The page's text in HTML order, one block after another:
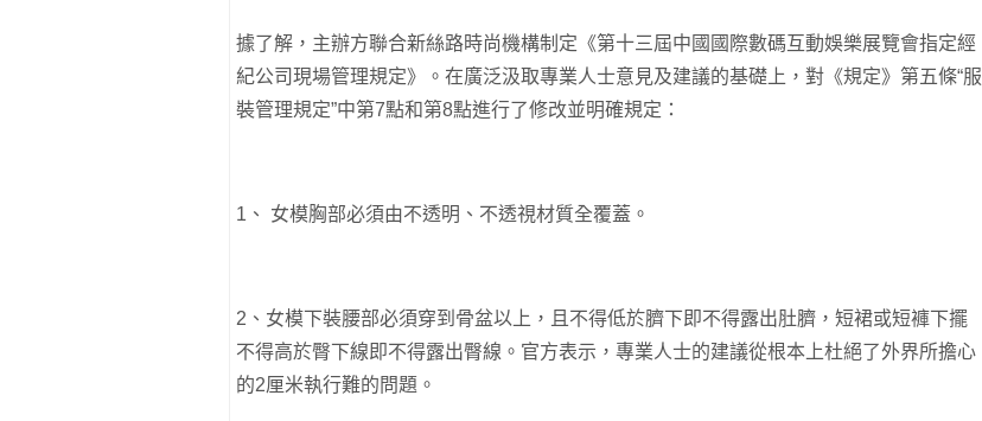
據了解，主辦方聯合新絲路時尚機構制定《第十三屆中國國際數碼互動娛樂展覽會指定經
紀公司現場管理規定》。在廣泛汲取專業人士意見及建議的基礎上，對《規定》第五條“服
裝管理規定”中第7點和第8點進行了修改並明確規定：
1、 女模胸部必須由不透明、不透視材質全覆蓋。
2、女模下裝腰部必須穿到骨盆以上，且不得低於臍下即不得露出肚臍，短裙或短褲下擺
不得高於臀下線即不得露出臀線。官方表示，專業人士的建議從根本上杜絕了外界所擔心
的2厘米執行難的問題。